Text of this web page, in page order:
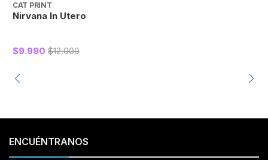
CAT PRINT
Nirvana In Utero
$9.990 $12.000
ENCUÉNTRANOS